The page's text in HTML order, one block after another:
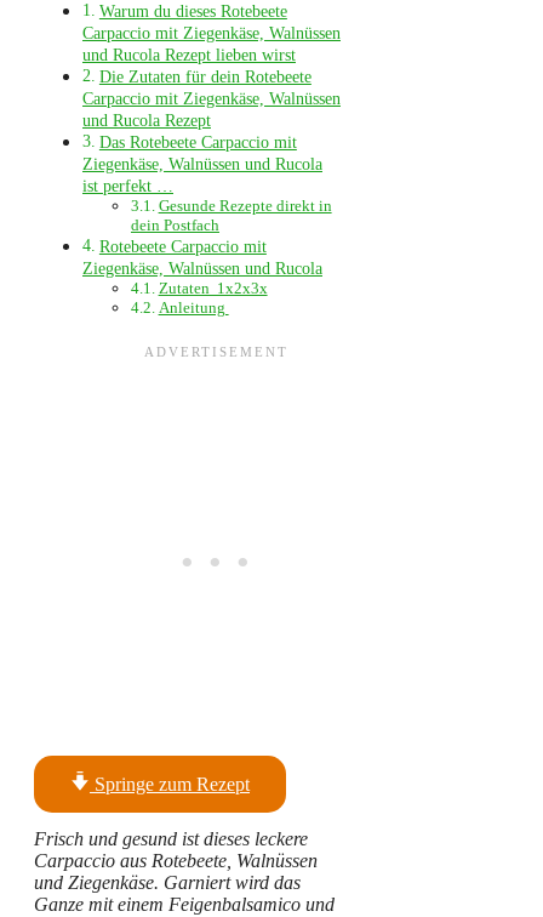
Warum du dieses Rotebeete
Carpaccio mit Ziegenkäse, Walnüssen
und Rucola Rezept lieben wirst
Die Zutaten für dein Rotebeete
Carpaccio mit Ziegenkäse, Walnüssen
und Rucola Rezept
Das Rotebeete Carpaccio mit
Ziegenkäse, Walnüssen und Rucola
ist perfekt …
Gesunde Rezepte direkt in
dein Postfach
Rotebeete Carpaccio mit
Ziegenkäse, Walnüssen und Rucola
Zutaten 1x2x3x
Anleitung
Springe zum Rezept
Frisch und gesund ist dieses leckere
Carpaccio aus Rotebeete, Walnüssen
und Ziegenkäse. Garniert wird das
Ganze mit einem Feigenbalsamico und